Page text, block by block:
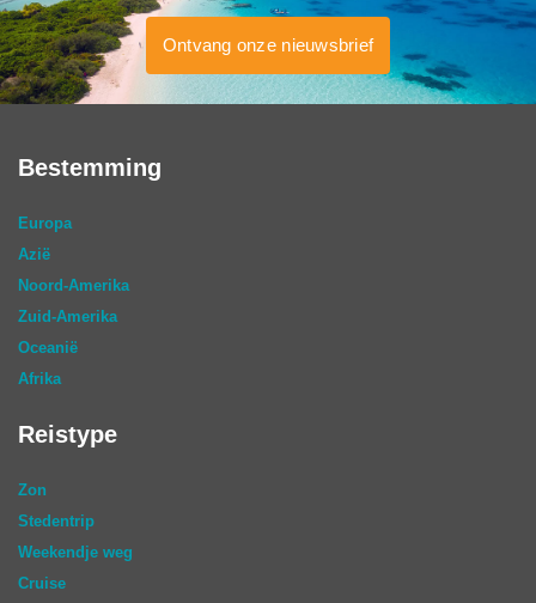
Ontvang onze nieuwsbrief
Bestemming
Europa
Azië
Noord-Amerika
Zuid-Amerika
Oceanië
Afrika
Reistype
Zon
Stedentrip
Weekendje weg
Cruise